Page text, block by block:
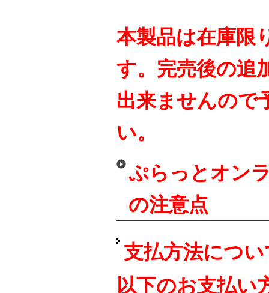
本製品は在庫限
す。完売後の追
出来ませんので
い。
ぷらっとオン
の注意点
支払方法につい
以下のお支払い